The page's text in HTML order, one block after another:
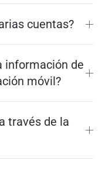
cuentas?
información de
móvil?
través de la